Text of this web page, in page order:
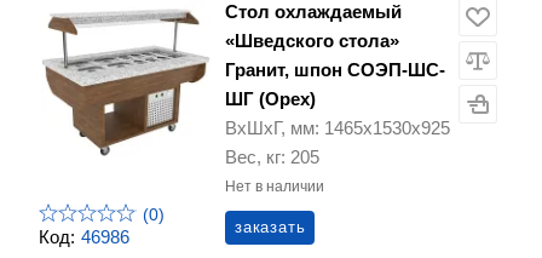
Код: 46986
(0)
Стол охлаждаемый
«Шведского стола»
Гранит, шпон СОЭП-ШС-
ШГ (Орех)
ВхШхГ, мм: 1465х1530х925
Вес, кг: 205
Нет в наличии
заказать